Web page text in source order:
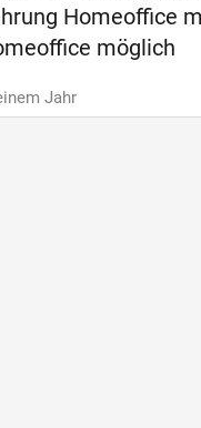
Homeoffice
möglich
Jahr